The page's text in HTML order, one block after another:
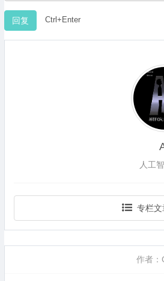
Ctrl+Enter
人工
专栏文
作者：